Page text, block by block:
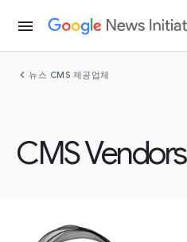
menu
chevron_left 뉴스 CMS 제공업체
CMS Vendors